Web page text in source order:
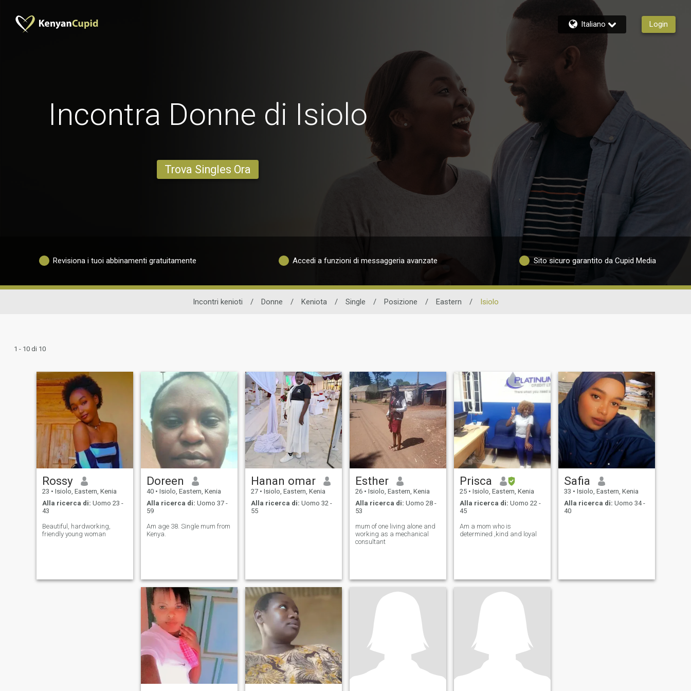
Italiano Login
Incontra Donne di Isiolo
Trova Singles Ora
Revisiona i tuoi abbinamenti gratuitamente Accedi a funzioni di messaggeria avanzate Sito sicuro garantito da Cupid Media
Incontri kenioti / Donne / Keniota / Single / Posizione / Eastern / Isiolo
1 - 10 di 10
Rossy
23 • Isiolo, Eastern, Kenia
Alla ricerca di: Uomo 23 -
43
Beautiful, hardworking,
friendly young woman
Doreen
40 • Isiolo, Eastern, Kenia
Alla ricerca di: Uomo 37 -
59
Am age 38. Single mum from
Kenya.
Hanan omar
27 • Isiolo, Eastern, Kenia
Alla ricerca di: Uomo 32 -
55
Esther
26 • Isiolo, Eastern, Kenia
Alla ricerca di: Uomo 28 -
53
mum of one living alone and
working as a mechanical
consultant
Prisca
25 • Isiolo, Eastern, Kenia
Alla ricerca di: Uomo 22 -
45
Am a mom who is
determined ,kind and loyal
Safia
33 • Isiolo, Eastern, Kenia
Alla ricerca di: Uomo 34 -
40